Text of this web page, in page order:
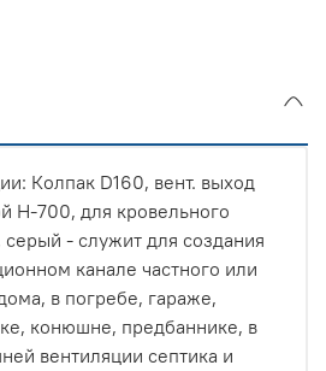
Колпак D160, вент. выход
Н-700, для кровельного
- служит для создания
канале частного или
в погребе, гараже,
конюшне, предбаннике, в
вентиляции септика и